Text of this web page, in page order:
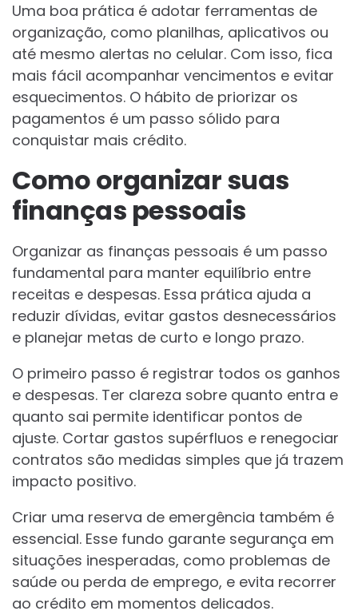
Uma boa prática é adotar ferramentas de
organização, como planilhas, aplicativos ou
até mesmo alertas no celular. Com isso, fica
mais fácil acompanhar vencimentos e evitar
esquecimentos. O hábito de priorizar os
pagamentos é um passo sólido para
conquistar mais crédito.
Como organizar suas
finanças pessoais
Organizar as finanças pessoais é um passo
fundamental para manter equilíbrio entre
receitas e despesas. Essa prática ajuda a
reduzir dívidas, evitar gastos desnecessários
e planejar metas de curto e longo prazo.
O primeiro passo é registrar todos os ganhos
e despesas. Ter clareza sobre quanto entra e
quanto sai permite identificar pontos de
ajuste. Cortar gastos supérfluos e renegociar
contratos são medidas simples que já trazem
impacto positivo.
Criar uma reserva de emergência também é
essencial. Esse fundo garante segurança em
situações inesperadas, como problemas de
saúde ou perda de emprego, e evita recorrer
ao crédito em momentos delicados.